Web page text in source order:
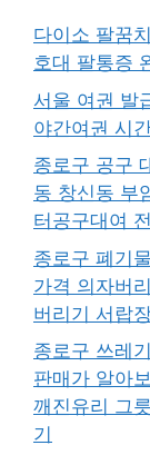
다이소 팔꿈
호대 팔통증
서울 여권 발
야간여권 시
종로구 공구
동 창신동 부
터공구대여
종로구 폐기
가격 의자버
버리기 서랍
종로구 쓰레
판매가 알아
깨진유리 그
기